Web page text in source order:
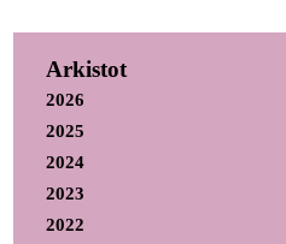
Arkistot
2026
2025
2024
2023
2022